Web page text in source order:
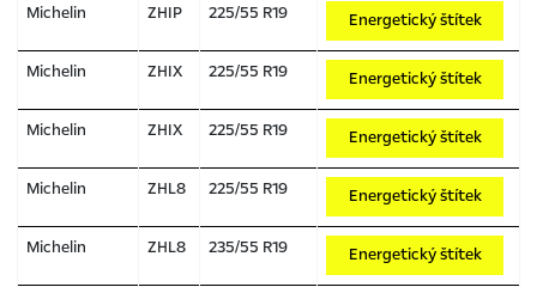
Michelin ZHIP 225/55 R19 Energetický štítek
Michelin ZHIX 225/55 R19 Energetický štítek
Michelin ZHIX 225/55 R19 Energetický štítek
Michelin ZHL8 225/55 R19 Energetický štítek
Michelin ZHL8 235/55 R19 Energetický štítek